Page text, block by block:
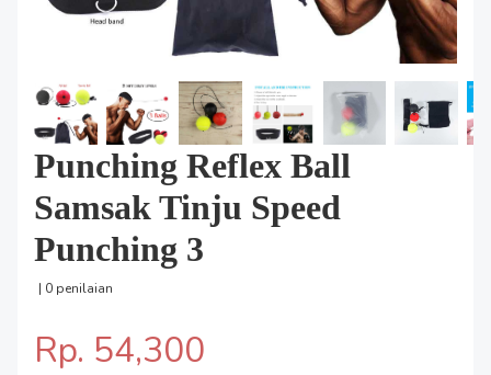
Punching Reflex Ball
Samsak Tinju Speed
Punching 3
| 0 penilaian
Rp. 54,300